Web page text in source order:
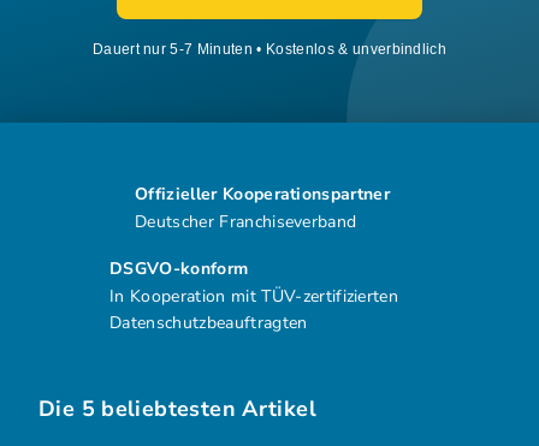
Dauert nur 5-7 Minuten • Kostenlos & unverbindlich
DSGVO-konform
In Kooperation mit TÜV-zertifizierten
Datenschutzbeauftragten
Offizieller Kooperationspartner
Deutscher Franchiseverband
Die 5 beliebtesten Artikel